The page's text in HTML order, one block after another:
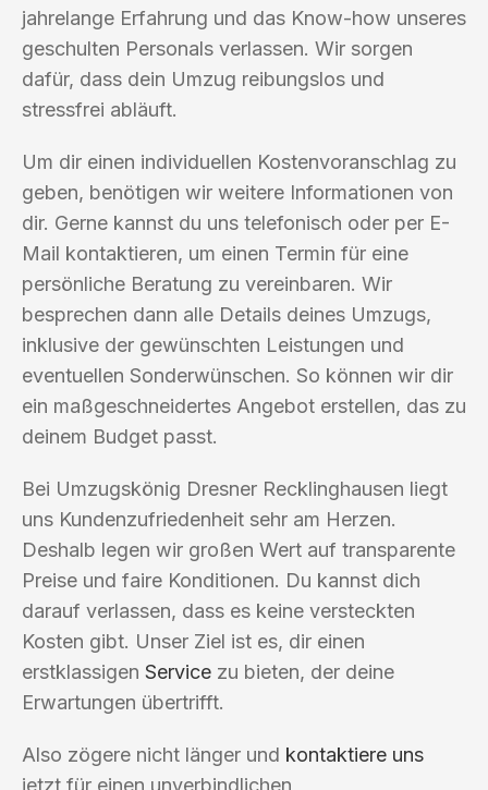
jahrelange Erfahrung und das Know-how unseres
geschulten Personals verlassen. Wir sorgen
dafür, dass dein Umzug reibungslos und
stressfrei abläuft.
Um dir einen individuellen Kostenvoranschlag zu
geben, benötigen wir weitere Informationen von
dir. Gerne kannst du uns telefonisch oder per E-
Mail kontaktieren, um einen Termin für eine
persönliche Beratung zu vereinbaren. Wir
besprechen dann alle Details deines Umzugs,
inklusive der gewünschten Leistungen und
eventuellen Sonderwünschen. So können wir dir
ein maßgeschneidertes Angebot erstellen, das zu
deinem Budget passt.
Bei Umzugskönig Dresner Recklinghausen liegt
uns Kundenzufriedenheit sehr am Herzen.
Deshalb legen wir großen Wert auf transparente
Preise und faire Konditionen. Du kannst dich
darauf verlassen, dass es keine versteckten
Kosten gibt. Unser Ziel ist es, dir einen
erstklassigen Service zu bieten, der deine
Erwartungen übertrifft.
Also zögere nicht länger und kontaktiere uns
jetzt für einen unverbindlichen